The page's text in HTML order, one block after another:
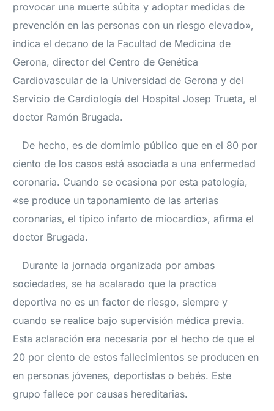
provocar una muerte súbita y adoptar medidas de
prevención en las personas con un riesgo elevado»,
indica el decano de la Facultad de Medicina de
Gerona, director del Centro de Genética
Cardiovascular de la Universidad de Gerona y del
Servicio de Cardiología del Hospital Josep Trueta, el
doctor Ramón Brugada.
De hecho, es de domimio público que en el 80 por
ciento de los casos está asociada a una enfermedad
coronaria. Cuando se ocasiona por esta patología,
«se produce un taponamiento de las arterias
coronarias, el típico infarto de miocardio», afirma el
doctor Brugada.
Durante la jornada organizada por ambas
sociedades, se ha acalarado que la practica
deportiva no es un factor de riesgo, siempre y
cuando se realice bajo supervisión médica previa.
Esta aclaración era necesaria por el hecho de que el
20 por ciento de estos fallecimientos se producen en
en personas jóvenes, deportistas o bebés. Este
grupo fallece por causas hereditarias.